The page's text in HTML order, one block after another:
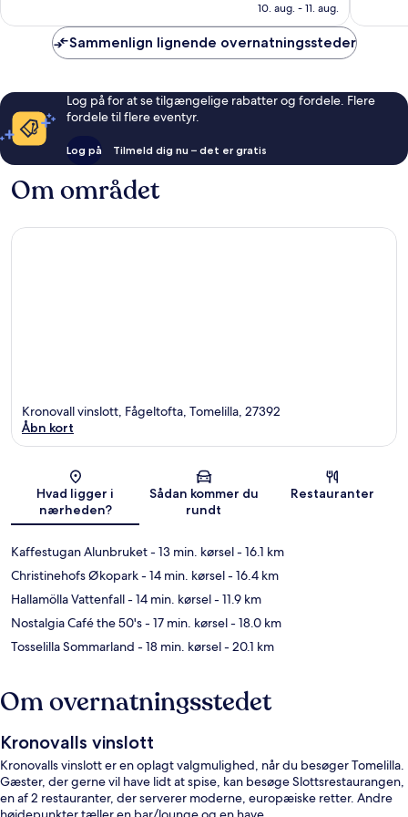
824 kr.
10. aug. - 11. aug.
Sammenlign lignende overnatningssteder
Log på for at se tilgængelige rabatter og fordele. Flere
fordele til flere eventyr.
Log på Tilmeld dig nu – det er gratis
Om området
Kort
Kronovall vinslott, Fågeltofta, Tomelilla, 27392
Åbn kort
Hvad ligger i
nærheden?
Sådan kommer du
rundt
Restauranter
Kaffestugan Alunbruket- 13 min. kørsel- 16.1 km
Christinehofs Økopark- 14 min. kørsel- 16.4 km
Hallamölla Vattenfall- 14 min. kørsel- 11.9 km
Nostalgia Café the 50's- 17 min. kørsel- 18.0 km
Tosselilla Sommarland - 18 min. kørsel- 20.1 km
Om overnatningsstedet
Kronovalls vinslott
Kronovalls vinslott er en oplagt valgmulighed, når du besøger Tomelilla.
Gæster, der gerne vil have lidt at spise, kan besøge Slottsrestaurangen,
en af 2 restauranter, der serverer moderne, europæiske retter. Andre